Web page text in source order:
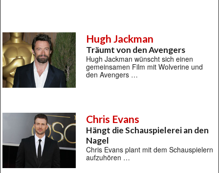
Hugh Jackman
Träumt von den Avengers
Hugh Jackman wünscht sich einen
gemeinsamen Film mit Wolverine und
den Avengers …
Chris Evans
Hängt die Schauspielerei an den
Nagel
Chris Evans plant mit dem Schauspielern
aufzuhören …